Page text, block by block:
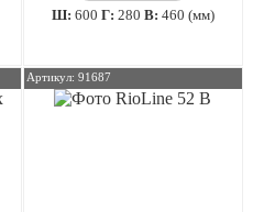
Ш: 600 Г: 280 В: 460 (мм)
Артикул: 91687